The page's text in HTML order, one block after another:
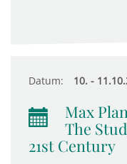
Datum: 10. -
Max
The
21st Century